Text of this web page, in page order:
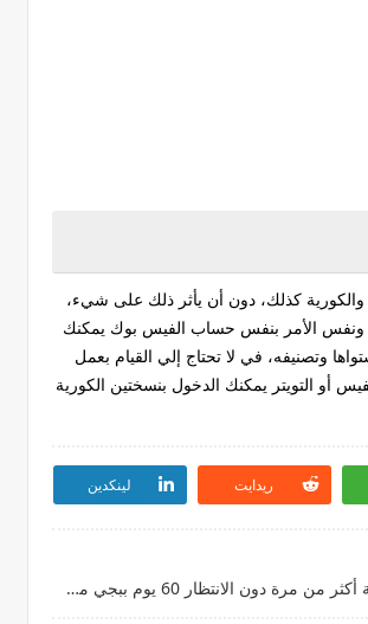
والكورية كذلك، دون أن يأثر ذلك على شيء،
ونفس الأمر بنفس حساب الفيس بوك يمكنك
وتصنيفه، في لا تحتاج إلي القيام بعمل
التويتر يمكنك الدخول بنسختين الكورية
ريدايت لينكدين
تغير علم الدولة أكثر من مرة دون الانتظار 60 يوم ببجي موبايل